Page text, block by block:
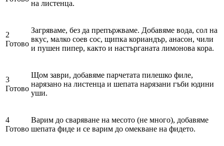
на листенца.
2
Готово
Загряваме, без да препържваме. Добавяме вода, сол на
вкус, малко соев сос, щипка кориандър, анасон, чили
и пушен пипер, както и настърганата лимонова кора.
3
Готово
Щом заври, добавяме парчетата пилешко филе,
нарязано на листенца и шепата нарязани гъби юдини
уши.
4
Готово
Варим до сваряване на месото (не много), добавяме
шепата фиде и се варим до омекване на фидето.